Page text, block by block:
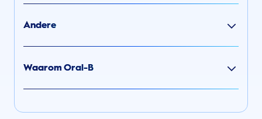
Andere
Waarom Oral-B